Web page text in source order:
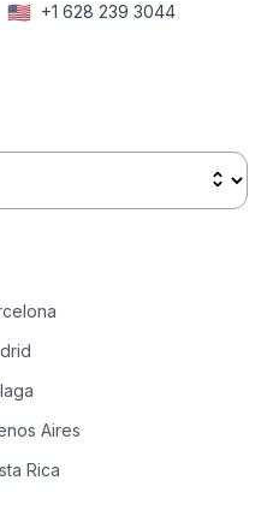
🇺🇸 +1 628 239 3044
Aires
Rica